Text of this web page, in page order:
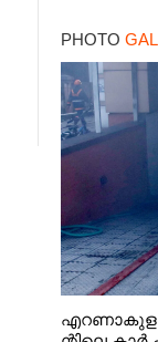
PHOTO
എറണാകുളം